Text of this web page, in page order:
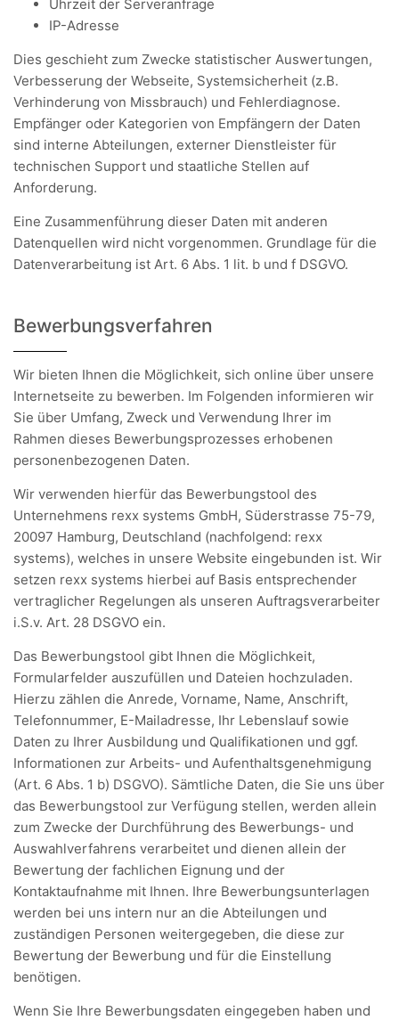
Uhrzeit der Serveranfrage
IP-Adresse
Dies geschieht zum Zwecke statistischer Auswertungen,
Verbesserung der Webseite, Systemsicherheit (z.B.
Verhinderung von Missbrauch) und Fehlerdiagnose.
Empfänger oder Kategorien von Empfängern der Daten
sind interne Abteilungen, externer Dienstleister für
technischen Support und staatliche Stellen auf
Anforderung.
Eine Zusammenführung dieser Daten mit anderen
Datenquellen wird nicht vorgenommen. Grundlage für die
Datenverarbeitung ist Art. 6 Abs. 1 lit. b und f DSGVO.
Bewerbungsverfahren
Wir bieten Ihnen die Möglichkeit, sich online über unsere
Internetseite zu bewerben. Im Folgenden informieren wir
Sie über Umfang, Zweck und Verwendung Ihrer im
Rahmen dieses Bewerbungsprozesses erhobenen
personenbezogenen Daten.
Wir verwenden hierfür das Bewerbungstool des
Unternehmens rexx systems GmbH, Süderstrasse 75-79,
20097 Hamburg, Deutschland (nachfolgend: rexx
systems), welches in unsere Website eingebunden ist. Wir
setzen rexx systems hierbei auf Basis entsprechender
vertraglicher Regelungen als unseren Auftragsverarbeiter
i.S.v. Art. 28 DSGVO ein.
Das Bewerbungstool gibt Ihnen die Möglichkeit,
Formularfelder auszufüllen und Dateien hochzuladen.
Hierzu zählen die Anrede, Vorname, Name, Anschrift,
Telefonnummer, E-Mailadresse, Ihr Lebenslauf sowie
Daten zu Ihrer Ausbildung und Qualifikationen und ggf.
Informationen zur Arbeits- und Aufenthaltsgenehmigung
(Art. 6 Abs. 1 b) DSGVO). Sämtliche Daten, die Sie uns über
das Bewerbungstool zur Verfügung stellen, werden allein
zum Zwecke der Durchführung des Bewerbungs- und
Auswahlverfahrens verarbeitet und dienen allein der
Bewertung der fachlichen Eignung und der
Kontaktaufnahme mit Ihnen. Ihre Bewerbungsunterlagen
werden bei uns intern nur an die Abteilungen und
zuständigen Personen weitergegeben, die diese zur
Bewertung der Bewerbung und für die Einstellung
benötigen.
Wenn Sie Ihre Bewerbungsdaten eingegeben haben und